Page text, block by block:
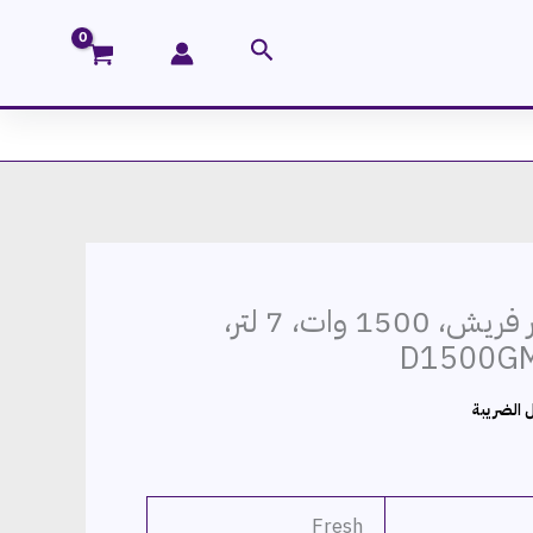
البحث
قلاية هوائية بالبخار فريش، 1500 وات، 7 لتر،
الضريبة
Fresh